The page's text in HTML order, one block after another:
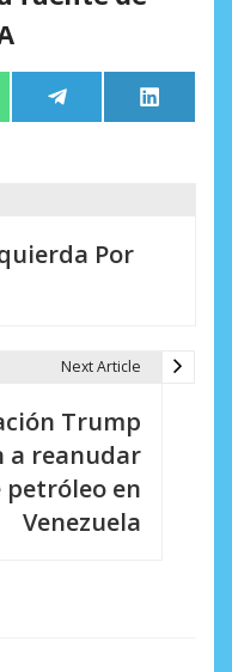
Compartir
en
Telegram
en
LinkedIn
Por
Next Article
Trump
a reanudar
petróleo en
Venezuela